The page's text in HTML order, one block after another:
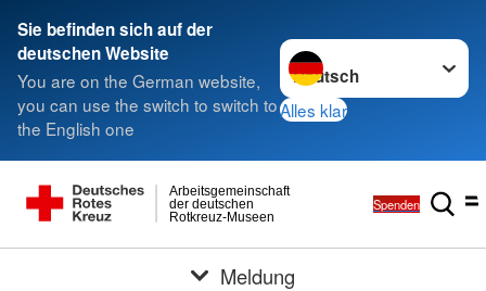
Sie befinden sich auf der
deutschen Website
You are on the German website,
you can use the switch to switch to
the English one
Sprache wechseln zu
Alles klar
Rotkreuz-Museen
der deutschen
Arbeitsgemeinschaft
Spenden
Meldung